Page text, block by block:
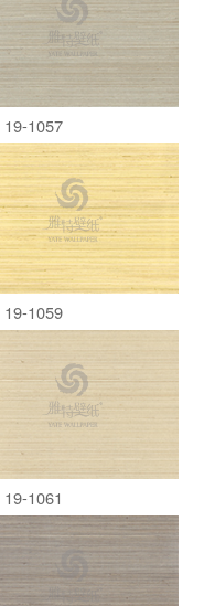
19-1057
19-1059
19-1061